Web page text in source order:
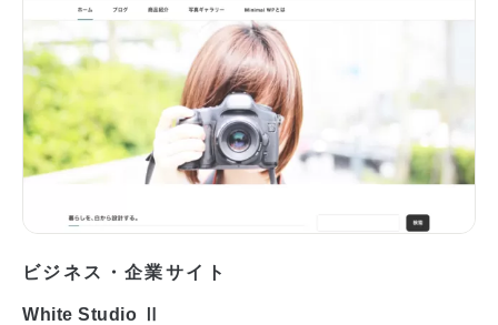
ビジネス・企業サイト
White Studio Ⅱ